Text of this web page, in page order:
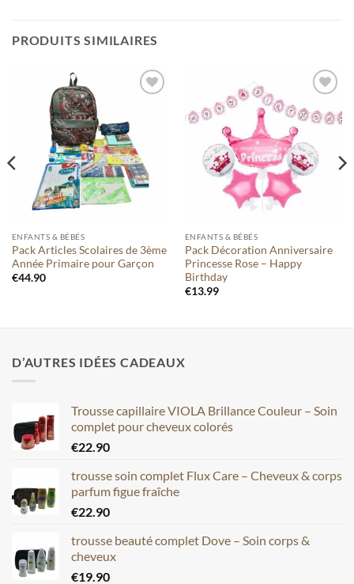
PRODUITS SIMILAIRES
ENFANTS & BÉBÉS
Pack Articles Scolaires de 3ème
Année Primaire pour Garçon
€44.90
Ajouter
à votre
liste
ENFANTS & BÉBÉS
Pack Décoration Anniversaire
Princesse Rose – Happy
Birthday
€13.99
D’AUTRES IDÉES CADEAUX
Trousse capillaire VIOLA Brillance Couleur – Soin
complet pour cheveux colorés
€22.90
trousse soin complet Flux Care – Cheveux & corps
parfum figue fraîche
€22.90
trousse beauté complet Dove – Soin corps &
cheveux
€19.90